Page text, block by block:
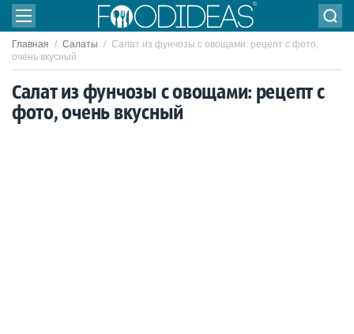
Главная / Салаты / Салат из фунчозы с овощами: рецепт с фото,
очень вкусный
Салат из фунчозы с овощами: рецепт с
фото, очень вкусный